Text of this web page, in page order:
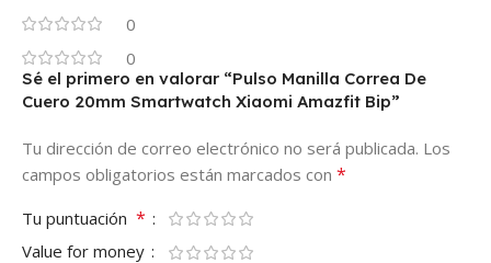
0
0
Sé el primero en valorar “Pulso Manilla Correa De
Cuero 20mm Smartwatch Xiaomi Amazfit Bip”
Tu dirección de correo electrónico no será publicada. Los
campos obligatorios están marcados con *
Tu puntuación *
Value for money